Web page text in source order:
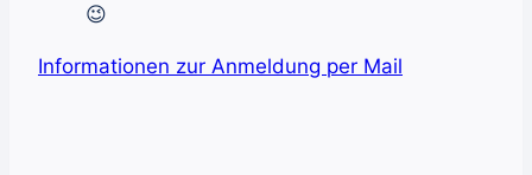
😉
Informationen zur Anmeldung per Mail